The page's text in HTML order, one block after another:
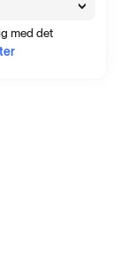
med det